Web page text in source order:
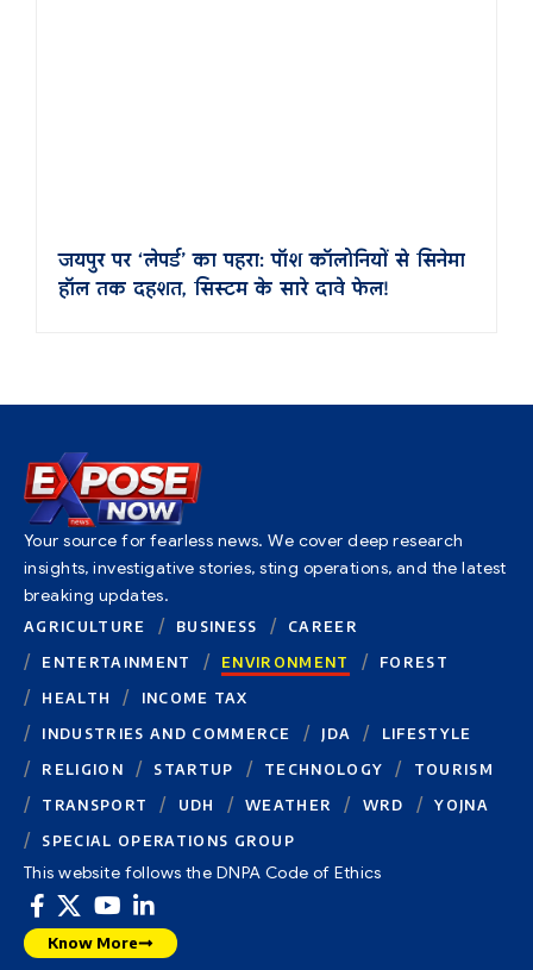
जयपुर पर ‘लेपर्ड’ का पहरा: पॉश कॉलोनियों से सिनेमा
हॉल तक दहशत, सिस्टम के सारे दावे फेल!
Your source for fearless news. We cover deep research
insights, investigative stories, sting operations, and the latest
breaking updates.
AGRICULTURE BUSINESS
CAREER
ENTERTAINMENT
ENVIRONMENT
FOREST
HEALTH
INCOME TAX
INDUSTRIES AND COMMERCE
JDA
LIFESTYLE
RELIGION
STARTUP TECHNOLOGY
TOURISM
TRANSPORT
UDH WEATHER WRD
YOJNA
SPECIAL OPERATIONS GROUP
This website follows the DNPA Code of Ethics
Know More